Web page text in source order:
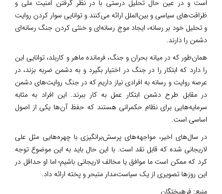
است و در عین حال تحلیل درستی با در نظر گرفتن امنیت ملی و
ظرافت‌های سیاسی و بین‌الملل ارائه می‌کنند و توانایی سوار کردن روایت
و تحلیل خود بر رسانه، ایجاد موج رسانه‌ای و خنثی کردن جنگ رسانه‌ای
دشمن را دارند.
همان‌طور که در میانه بحران و جنگ، فرمانده ماهر و کاربلد، توانایی این
را دارد که ابتکار را در جنگ در اختیار بگیرد و به دشمن ضربه بزند، در
عرصه روایت و رسانه به افرادی نیاز داریم که در جنگ روایت‌های دشمن
در مقابل طرح دشمن ابتکار عمل به کار ببرند. این افراد به مثابه
سرمایه‌هایی برای نظام حکمرانی هستند که حفظ آن‌ها یکی از اصول
اساسی است.
در سال‌های اخیر، مواجهه‌های پرسش‌برانگیزی با چهره‌هایی مثل علی
لاریجانی شده که قابل نقد است. با این حال باید به این موضوع توجه
کرد که ممکن است ما موافق یا مخالف لاریجانی باشیم؛ اما او حداقل در
این روزها تصویری از یک سیاست‌مدار متبحر و پخته ارائه داد.
منبع: فرهیختگان